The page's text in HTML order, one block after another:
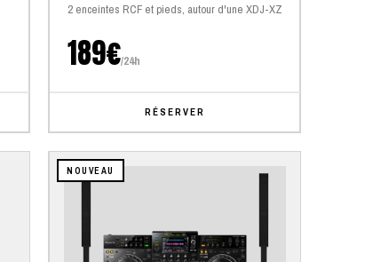
2 enceintes RCF et pieds, autour d'une XDJ-XZ
189€/24h
RÉSERVER
NOUVEAU